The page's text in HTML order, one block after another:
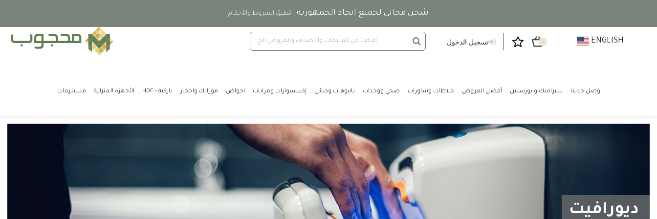
شحن مجانى لجميع انحاء الجمهورية - تطبق الشروط والأحكام
تسجيل الدخول ٠ ENGLISH
وصل حديثا سيراميك و بورسلين أفضل العروض خلاطات وشاورات صحي ووحدات بانيوهات وكبائن إكسسوارات ومرايات احواض موزايك واحجار باركيه - HDF الأجهزة المنزلية مستلزمات
ديورافيت